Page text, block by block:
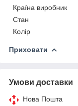
Країна виробник
Стан
Колір
Приховати
Умови доставки
Нова Пошта